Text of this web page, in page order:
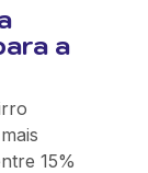
a
15%